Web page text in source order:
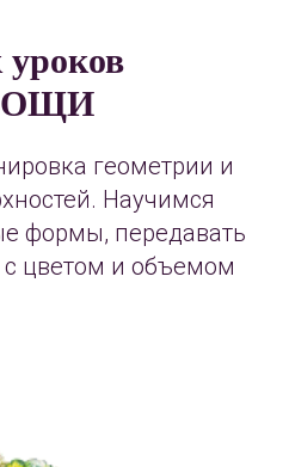
геометрии и
Научимся
формы, передавать
с цветом и объемом